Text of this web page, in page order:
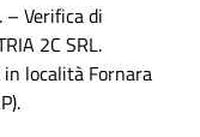
Verifica di
2C SRL.
località Fornara